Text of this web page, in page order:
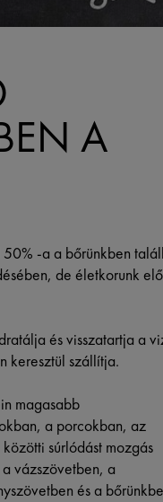
A
-a a bőrünkben
de életkorunk
és visszatartja a
keresztül szállítja.
magasabb
a porcokban, az
súrlódást mozgás
vázszövetben, a
és a